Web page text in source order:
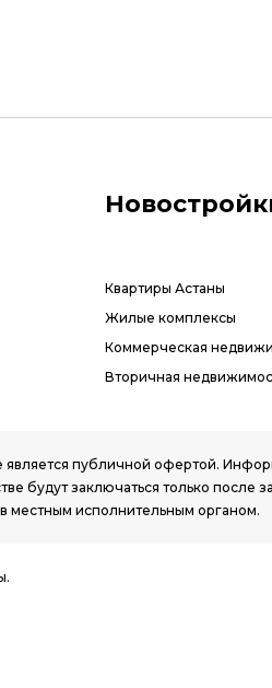
Квартиры Астаны
Жилые комплексы
Коммерческая
Вторичная
является публичной офертой.
будут заключаться только
местным исполнительным органом.